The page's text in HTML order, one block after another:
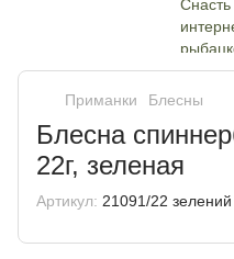
Приманки Блесны
Блесна
22г, зеленая
Артикул: 21091/22 зелений